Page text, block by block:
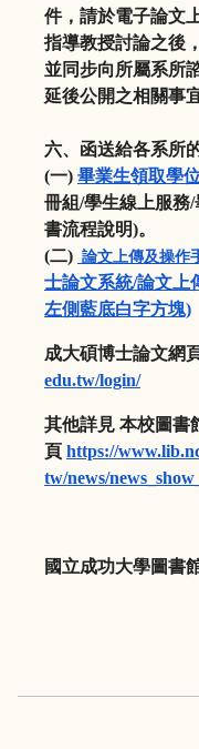
件， 請於電子論文
指導教授討論之後，
並同步向所屬系所
延後公開之相關事宜
六、函送給各系所
(一) 畢業生領取學
冊組/學生線上服務/
書流程說明)。
(二) 論文上傳及操作
士論文系統/論文上
左側藍底白字方塊)
成大碩博士論文網
edu.tw/login/
其他詳見 本校圖書
頁 https://
tw/news/
國立成功大學圖書